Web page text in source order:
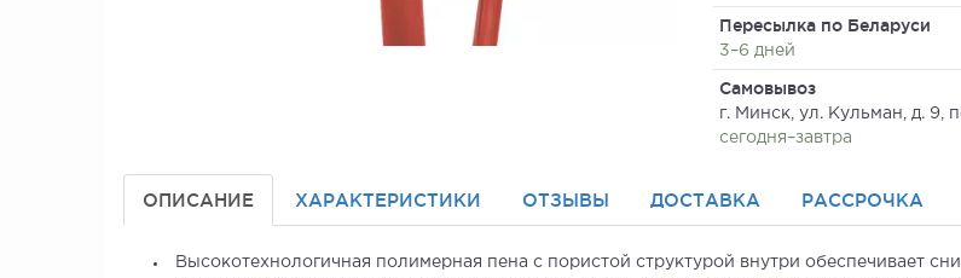
Пересылка по Беларуси
3–6 дней
Самовывоз
г. Минск, ул. Кульман, д. 9,
сегодня–завтра
ОПИСАНИЕ ХАРАКТЕРИСТИКИ ОТЗЫВЫ ДОСТАВКА РАССРОЧКА
Высокотехнологичная полимерная пена с пористой структурой внутри обеспечивает